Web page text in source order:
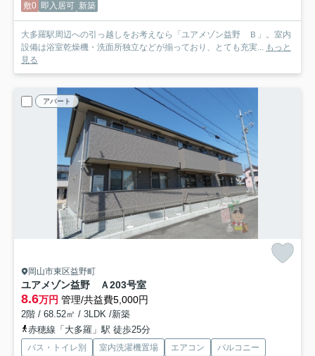
敷0 即入居可 新築
大多羅駅周辺への引っ越しをお考えなら「ユアメゾン益野 Ｂ」。室内
設備は浴室乾燥機・洗面所独立などが揃っており、とても充実... もっと
見る
アパート
岡山市東区益野町
ユアメゾン益野 Ａ203号室
8.6万円 管理/共益費5,000円
2階 / 68.52㎡ / 3LDK /新築
赤穂線「大多羅」駅 徒歩25分
バス・トイレ別 室内洗濯機置場 エアコン
バルコニー